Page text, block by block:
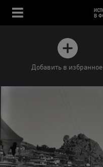
Добавить в избранное